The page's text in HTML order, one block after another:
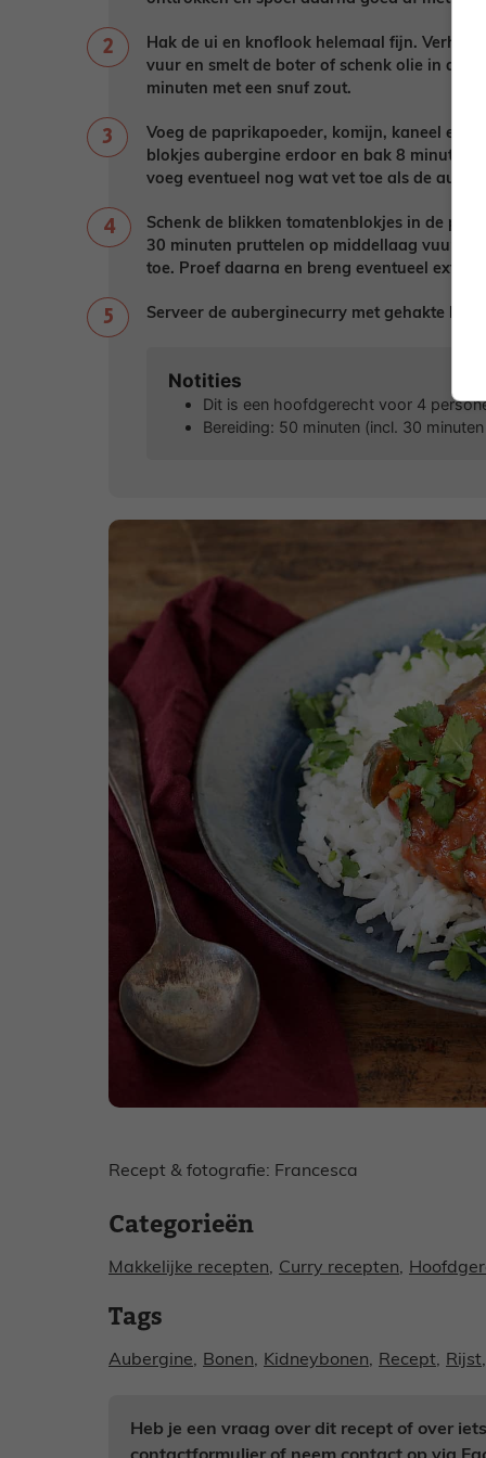
Hak de ui en knoflook helemaal fijn. Verhit
vuur en smelt de boter of schenk olie in de
minuten met een snuf zout.
Voeg de paprikapoeder, komijn, kaneel en
blokjes aubergine erdoor en bak 8 minuten
voeg eventueel nog wat vet toe als de
Schenk de blikken tomatenblokjes in de
30 minuten pruttelen op middellaag vuur
toe. Proef daarna en breng eventueel extra
Serveer de auberginecurry met gehakte
Notities
Dit is een hoofdgerecht voor 4
Bereiding: 50 minuten (incl. 30
Recept & fotografie: Francesca
Categorieën
Makkelijke recepten, Curry recepten,
Tags
Aubergine, Bonen, Kidneybonen, Recept, Rijst,
Heb je een vraag over dit recept of over